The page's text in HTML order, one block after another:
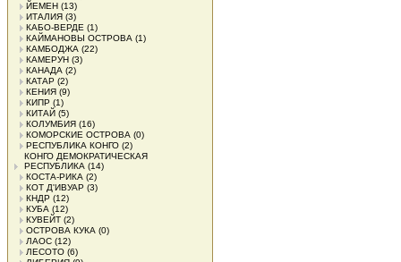
ЙЕМЕН (13)
ИТАЛИЯ (3)
КАБО-ВЕРДЕ (1)
КАЙМАНОВЫ ОСТРОВА (1)
КАМБОДЖА (22)
КАМЕРУН (3)
КАНАДА (2)
КАТАР (2)
КЕНИЯ (9)
КИПР (1)
КИТАЙ (5)
КОЛУМБИЯ (16)
КОМОРСКИЕ ОСТРОВА (0)
РЕСПУБЛИКА КОНГО (2)
КОНГО ДЕМОКРАТИЧЕСКАЯ
РЕСПУБЛИКА (14)
КОСТА-РИКА (2)
КОТ Д'ИВУАР (3)
КНДР (12)
КУБА (12)
КУВЕЙТ (2)
ОСТРОВА КУКА (0)
ЛАОС (12)
ЛЕСОТО (6)